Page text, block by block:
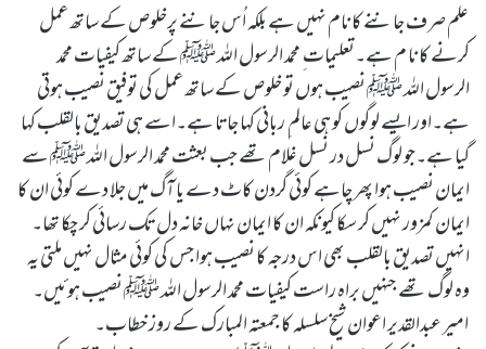
علم صرف جاننے کا نام نہیں ہے بلکہ اُس جاننے پرخلوص کے ساتھ عمل
کرنے کا نا م ہے۔تعلیمات ِ محمد الرسول اللہ ﷺ کے ساتھ کیفیات محمد
الرسول اللہ ﷺ نصیب ہوں تو خلوص کے ساتھ عمل کی توفیق نصیب ہوتی
ہے۔اور ایسے لوگوں کو ہی عالم ِ ربانی کہا جاتا ہے۔اسے ہی تصدیق بالقلب کہا
گیا ہے۔جو لوگ نسل در نسل غلام تھے جب بعثت محمد الرسول اللہ ﷺ سے
ایمان نصیب ہوا پھر چاہے کوئی گردن کاٹ دے یا آگ میں جلا دے کوئی ان کا
ایمان کمزور نہیں کر سکا کیونکہ ان کا ایمان نہاں خانہ دل تک رسائی کر چکا تھا۔
انہیں تصدیق بالقلب بھی اس درجہ کا نصیب ہوا جس کی کوئی مثال نہیں ملتی یہ
وہ لوگ تھے جنہیں براہ راست کیفیات محمد الرسول اللہ ﷺ نصیب ہوئیں۔
امیر عبدالقدیر اعوان شیخ سلسلہ کا جمعتہ المبارک کے روز خطاب۔